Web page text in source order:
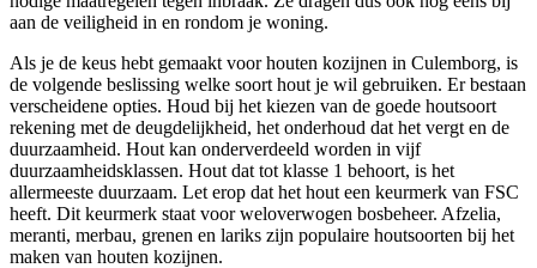
aan de veiligheid in en rondom je woning.
Als je de keus hebt gemaakt voor houten kozijnen in Culemborg, is
de volgende beslissing welke soort hout je wil gebruiken. Er bestaan
verscheidene opties. Houd bij het kiezen van de goede houtsoort
rekening met de deugdelijkheid, het onderhoud dat het vergt en de
duurzaamheid. Hout kan onderverdeeld worden in vijf
duurzaamheidsklassen. Hout dat tot klasse 1 behoort, is het
allermeeste duurzaam. Let erop dat het hout een keurmerk van FSC
heeft. Dit keurmerk staat voor weloverwogen bosbeheer. Afzelia,
meranti, merbau, grenen en lariks zijn populaire houtsoorten bij het
maken van houten kozijnen.